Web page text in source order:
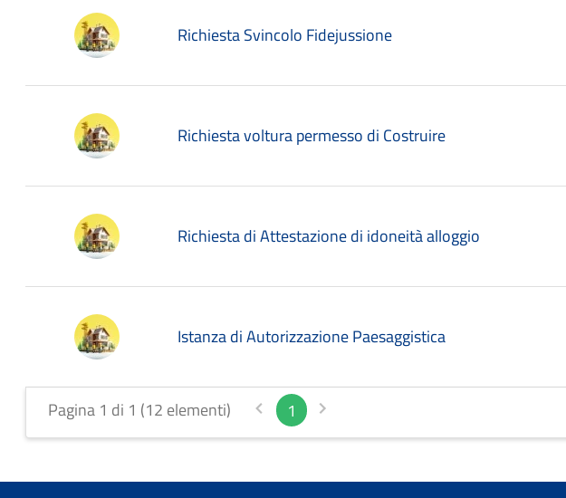
Richiesta Svincolo Fidejussione
Richiesta voltura permesso di Costruire
Richiesta di Attestazione di idoneità alloggio
Istanza di Autorizzazione Paesaggistica
Pagina 1 di 1 (12 elementi) 1